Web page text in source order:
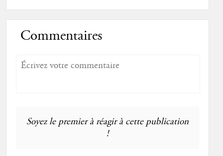
Commentaires
Soyez le premier à réagir à cette publication
!